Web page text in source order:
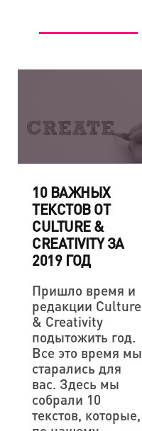
10 ВАЖНЫХ
ТЕКСТОВ ОТ
CULTURE &
CREATIVITY ЗА
2019 ГОД
Пришло время и
редакции Culture
& Creativity
подытожить год.
Все это время мы
старались для
вас. Здесь мы
собрали 10
текстов, которые,